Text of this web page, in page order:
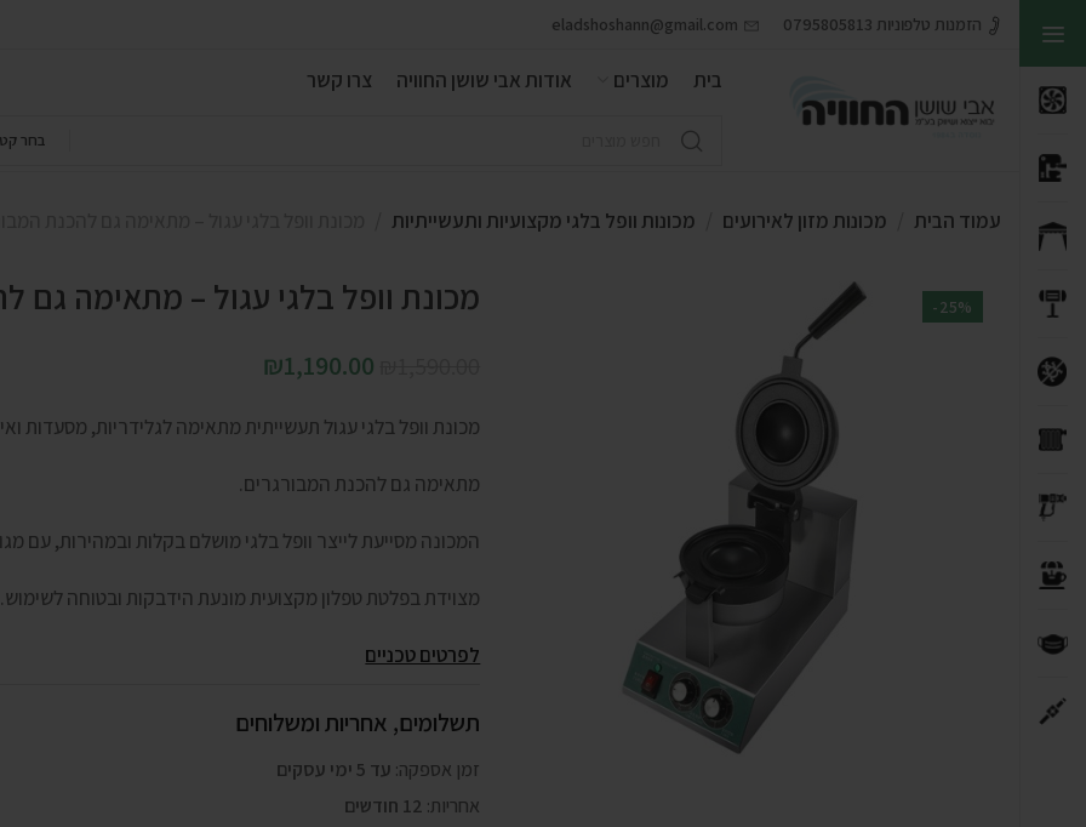
הזמנות טלפוניות 0795805813 eladshoshann@gmail.com
בית מוצרים אודות אבי שושן החוויה צרו קשר
בחר
עמוד הבית מכונות מזון לאירועים מכונות וופל בלגי מקצועיות ותעשייתיות
-25% מכונת וופל בלגי עגול – מתאימה גם
₪1,190.00
מכונת וופל בלגי עגול תעשייתית מתאימה לגלידריות, מסעדות
מתאימה גם להכנת המבורגרים.
המכונה מסייעת לייצר וופל בלגי מושלם בקלות ובמהירות, עם
מצוידת בפלטת טפלון מקצועית מונעת הידבקות ובטוחה לשימוש.
לפרטים טכניים
תשלומים, אחריות ומשלוחים
זמן אספקה: עד 5 ימי עסקים
אחריות: 12 חודשים